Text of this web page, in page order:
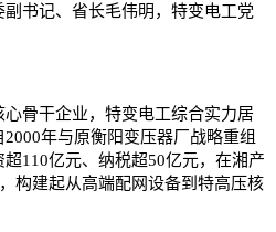
书记、省长毛伟明，特变电工党
骨干企业，特变电工综合实力居
年与原衡阳变压器厂战略重组
110亿元、纳税超50亿元，在湘产
构建起从高端配网设备到特高压核